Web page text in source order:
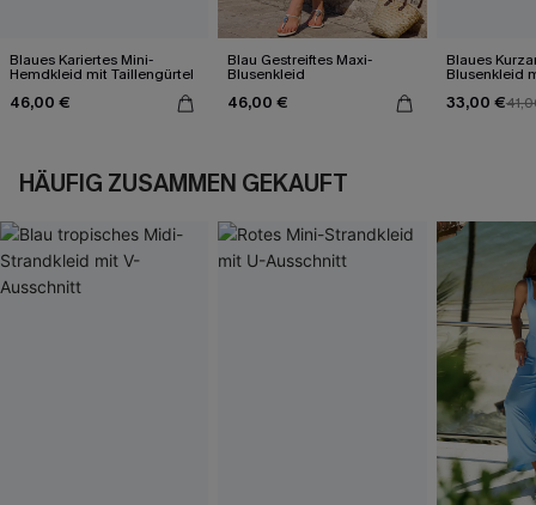
Blaues Kariertes Mini-
Hemdkleid mit Taillengürtel
46,00 €
Blau Gestreiftes Maxi-
Blusenkleid
46,00 €
Blaues
Blusenkleid
33,00 €
HÄUFIG ZUSAMMEN GEKAUFT